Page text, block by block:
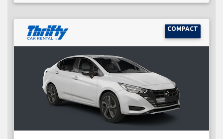
COMPACT